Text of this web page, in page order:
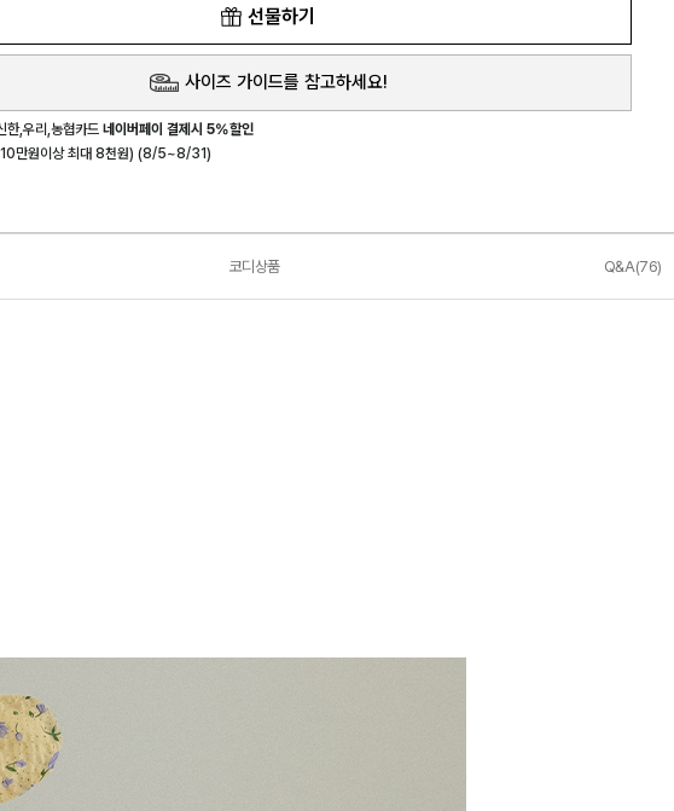
선물하기
사이즈 가이드를 참고하세요!
한,우리,농협카드네이버페이 결제시 5%할인
만원이상 최대 8천원) (8/5~8/31)
코디상품 Q&A(76)